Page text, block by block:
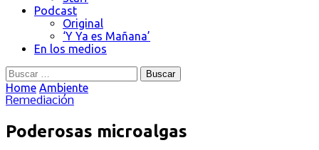
Podcast
Original
‘Y Ya es Mañana’
En los medios
Buscar:
Home Ambiente
Remediación
Poderosas microalgas